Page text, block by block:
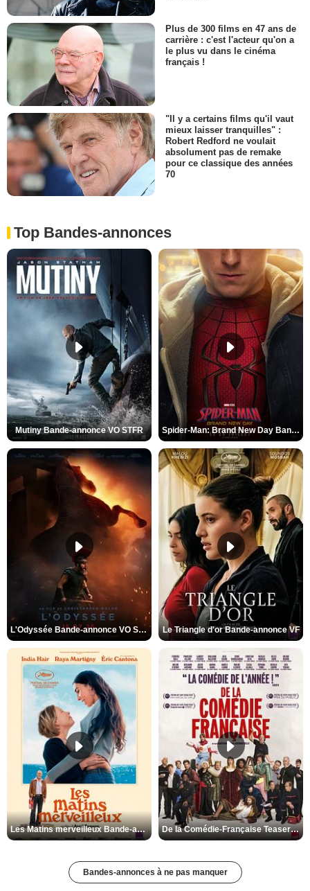
Plus de 300 films en 47 ans de
carrière : c'est l'acteur qu'on a
le plus vu dans le cinéma
français !
"Il y a certains films qu'il vaut
mieux laisser tranquilles" :
Robert Redford ne voulait
absolument pas de remake
pour ce classique des années
70
Top Bandes-annonces
Mutiny Bande-annonce VO STFR Spider-Man: Brand New Day Bande-annonce VO STFR
L'Odyssée Bande-annonce VO STFR Le Triangle d'or Bande-annonce VF
Les Matins merveilleux Bande-annonce VF De la Comédie-Française Teaser VF
Bandes-annonces à ne pas manquer